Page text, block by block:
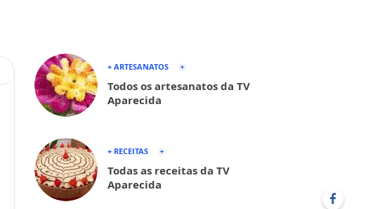
+ ARTESANATOS
Todos os artesanatos da TV
Aparecida
+ RECEITAS
Todas as receitas da TV
Aparecida